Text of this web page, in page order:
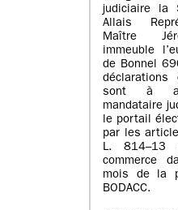
judiciaire la
Allais
Maître
immeuble
de Bonnel
déclarations
sont à
mandataire
le portail
par les
L. 814–13
commerce
mois de la
BODACC.